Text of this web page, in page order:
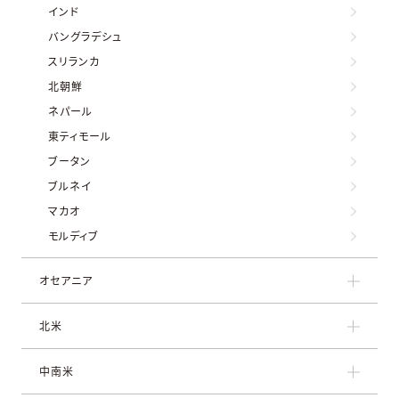
インド
バングラデシュ
スリランカ
北朝鮮
ネパール
東ティモール
ブータン
ブルネイ
マカオ
モルディブ
オセアニア
北米
中南米